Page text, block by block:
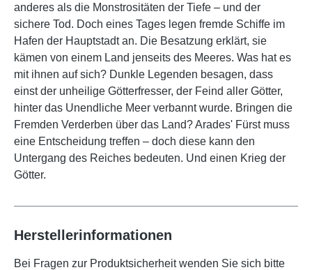
anderes als die Monstrositäten der Tiefe – und der
sichere Tod. Doch eines Tages legen fremde Schiffe im
Hafen der Hauptstadt an. Die Besatzung erklärt, sie
kämen von einem Land jenseits des Meeres. Was hat es
mit ihnen auf sich? Dunkle Legenden besagen, dass
einst der unheilige Götterfresser, der Feind aller Götter,
hinter das Unendliche Meer verbannt wurde. Bringen die
Fremden Verderben über das Land? Arades' Fürst muss
eine Entscheidung treffen – doch diese kann den
Untergang des Reiches bedeuten. Und einen Krieg der
Götter.
Herstellerinformationen
Bei Fragen zur Produktsicherheit wenden Sie sich bitte